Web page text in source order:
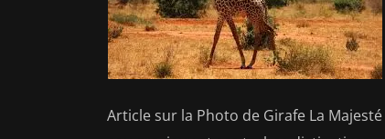
Article sur la Photo de Girafe La